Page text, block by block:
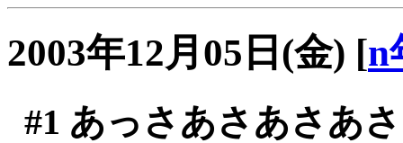
2003年12月05日(金) [n
#1 あっさあさあさあ